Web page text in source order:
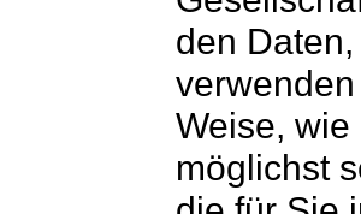
den
Weise,
möglichst